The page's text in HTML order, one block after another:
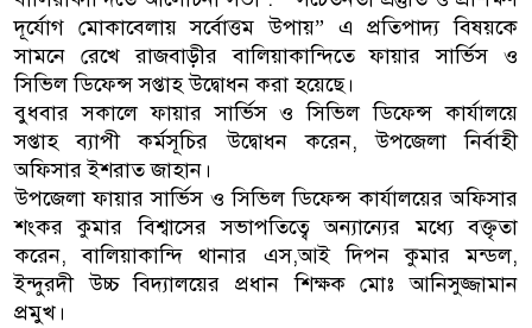
দূর্যোগ মোকাবেলায় সর্বোত্তম উপায়” এ প্রতিপাদ্য বিষয়কে
সামনে রেখে রাজবাড়ীর বালিয়াকান্দিতে ফায়ার সার্ভিস ও
সিভিল ডিফেন্স সপ্তাহ উদ্বোধন করা হয়েছে।
বুধবার সকালে ফায়ার সার্ভিস ও সিভিল ডিফেন্স কার্যালয়ে
সপ্তাহ ব্যাপী কর্মসূচির উদ্বোধন করেন, উপজেলা নির্বাহী
অফিসার ইশরাত জাহান।
উপজেলা ফায়ার সার্ভিস ও সিভিল ডিফেন্স কার্যালয়ের অফিসার
শংকর কুমার বিশ্বাসের সভাপতিত্বে অন্যান্যের মধ্যে বক্তৃতা
করেন, বালিয়াকান্দি থানার এস,আই দিপন কুমার মন্ডল,
ইন্দুরদী উচ্চ বিদ্যালয়ের প্রধান শিক্ষক মোঃ আনিসুজ্জামান
প্রমুখ।